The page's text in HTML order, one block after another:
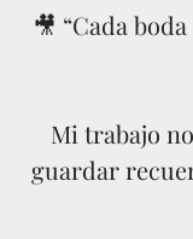
🎥 “Cada
Mi trabajo
guardar